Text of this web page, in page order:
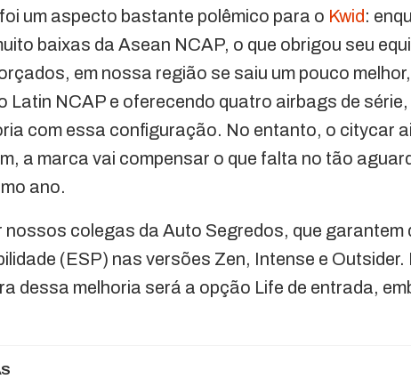
um aspecto bastante polêmico para o Kwid:
baixas da Asean NCAP, o que obrigou seu
em nossa região se saiu um pouco
Latin NCAP e oferecendo quatro airbags de
com essa configuração. No entanto, o citycar
a marca vai compensar o que falta no tão
ano.
colegas da Auto Segredos, que garantem
(ESP) nas versões Zen, Intense e
dessa melhoria será a opção Life de entrada,